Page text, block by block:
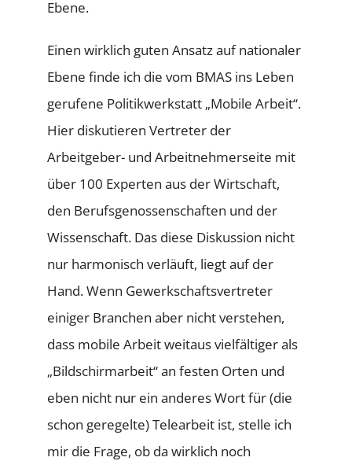
Ebene.
Einen wirklich guten Ansatz auf nationaler
Ebene finde ich die vom BMAS ins Leben
gerufene Politikwerkstatt „Mobile Arbeit“.
Hier diskutieren Vertreter der
Arbeitgeber- und Arbeitnehmerseite mit
über 100 Experten aus der Wirtschaft,
den Berufsgenossenschaften und der
Wissenschaft. Das diese Diskussion nicht
nur harmonisch verläuft, liegt auf der
Hand. Wenn Gewerkschaftsvertreter
einiger Branchen aber nicht verstehen,
dass mobile Arbeit weitaus vielfältiger als
„Bildschirmarbeit“ an festen Orten und
eben nicht nur ein anderes Wort für (die
schon geregelte) Telearbeit ist, stelle ich
mir die Frage, ob da wirklich noch